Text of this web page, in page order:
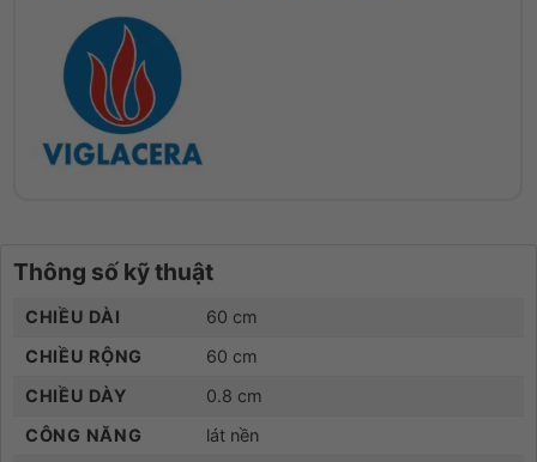
Thông số kỹ thuật
CHIỀU DÀI
60 cm
CHIỀU RỘNG
60 cm
CHIỀU DÀY
0.8 cm
CÔNG NĂNG
lát nền